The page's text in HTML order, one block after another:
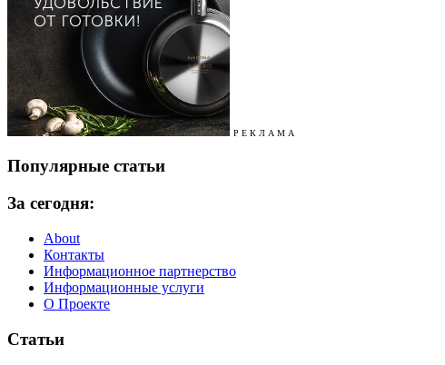
Р Е К Л А М А
Популярные статьи
За сегодня:
About
Контакты
Информационное партнерство
Информационные услуги
О Проекте
Статьи